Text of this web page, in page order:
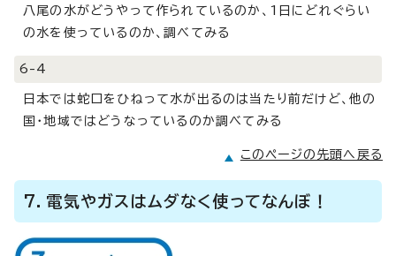
八尾の水がどうやって作られているのか、1日にどれぐらい
の水を使っているのか、調べてみる
6-4
日本では蛇口をひねって水が出るのは当たり前だけど、他の
国・地域ではどうなっているのか調べてみる
このページの先頭へ戻る
7．電気やガスはムダなく使ってなんぼ！